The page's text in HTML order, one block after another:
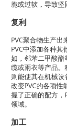
脆或过软，导致坚
复利
PVC聚合物生产
PVC中添加各种
如，邻苯二甲酸酯
缆或雨衣等产品。
则能使其在机械
改变PVC的各项
握了正确的配方，
领域。
加工